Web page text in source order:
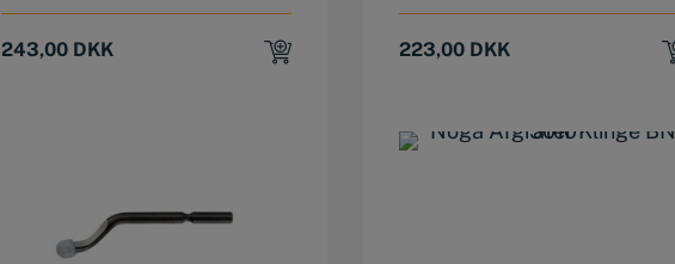
243,00 DKK 223,00 DKK